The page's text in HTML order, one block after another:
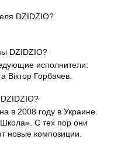
DZIDZIO?
DZIDZIO?
исполнители:
Віктор Горбачев.
DZIDZIO?
в 2008 году в Украине.
С тех пор они
новые композиции.